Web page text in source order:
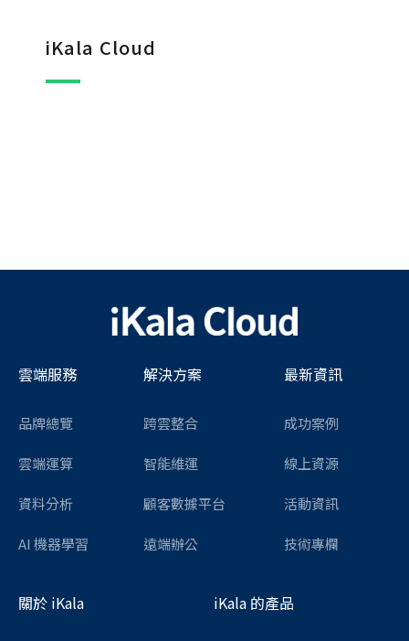
iKala Cloud
雲端服務
品牌總覽
雲端運算
資料分析
AI 機器學習
解決方案
跨雲整合
智能維運
顧客數據平台
遠端辦公
最新資訊
成功案例
線上資源
活動資訊
技術專欄
關於 iKala iKala 的產品